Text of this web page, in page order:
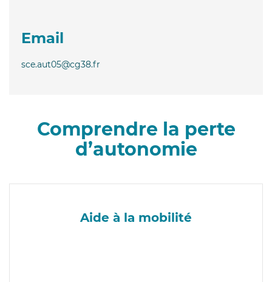
Email
sce.aut05@cg38.fr
Comprendre la perte
d’autonomie
Aide à la mobilité